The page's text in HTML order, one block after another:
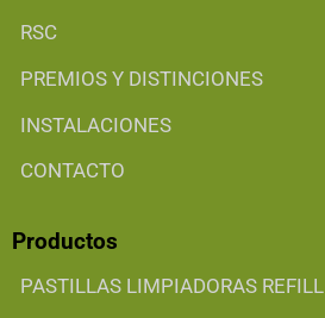
RSC
PREMIOS Y DISTINCIONES
INSTALACIONES
CONTACTO
Productos
PASTILLAS LIMPIADORAS REFILL